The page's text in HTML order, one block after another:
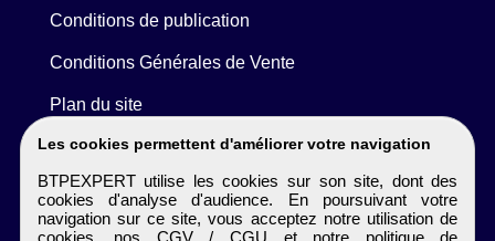
Les cookies permettent d'améliorer votre navigation
BTPEXPERT utilise les cookies sur son site, dont des
cookies d'analyse d'audience. En poursuivant votre
navigation sur ce site, vous acceptez notre utilisation de
cookies, nos CGV / CGU et notre politique de
Conditions de publication
Conditions Générales de Vente
Plan du site